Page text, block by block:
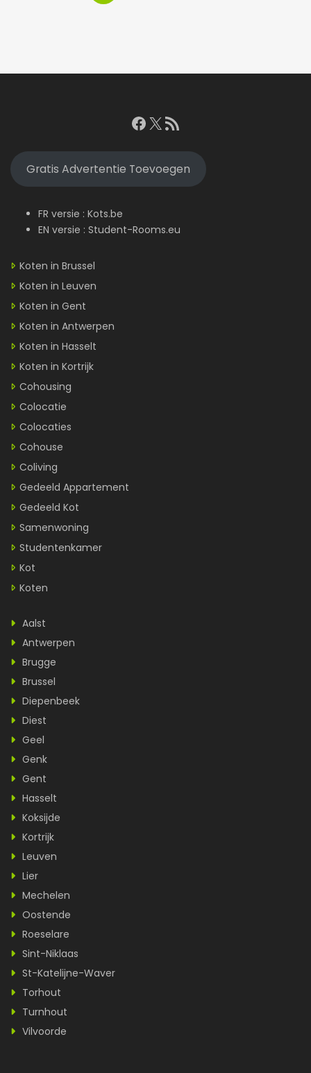
Facebook
X RSS feed
Gratis Advertentie Toevoegen
FR versie : Kots.be
EN versie : Student-Rooms.eu
Koten in Brussel
Koten in Leuven
Koten in Gent
Koten in Antwerpen
Koten in Hasselt
Koten in Kortrijk
Cohousing
Colocatie
Colocaties
Cohouse
Coliving
Gedeeld Appartement
Gedeeld Kot
Samenwoning
Studentenkamer
Kot
Koten
Aalst
Antwerpen
Brugge
Brussel
Diepenbeek
Diest
Geel
Genk
Gent
Hasselt
Koksijde
Kortrijk
Leuven
Lier
Mechelen
Oostende
Roeselare
Sint-Niklaas
St-Katelijne-Waver
Torhout
Turnhout
Vilvoorde